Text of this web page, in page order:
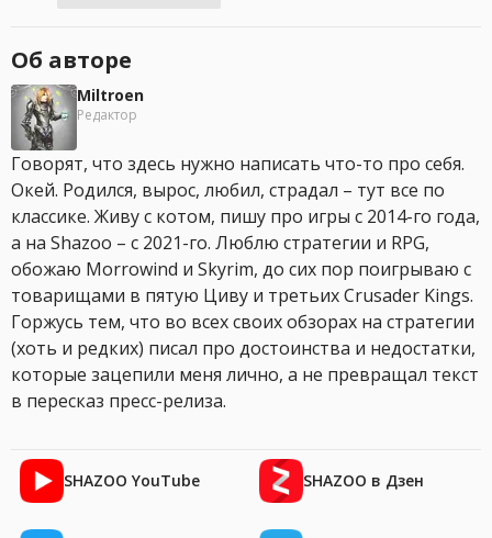
Об авторе
Miltroen
Редактор
Говорят, что здесь нужно написать что-то про себя.
Окей. Родился, вырос, любил, страдал – тут все по
классике. Живу с котом, пишу про игры с 2014-го года,
а на Shazoo – с 2021-го. Люблю стратегии и RPG,
обожаю Morrowind и Skyrim, до сих пор поигрываю с
товарищами в пятую Циву и третьих Crusader Kings.
Горжусь тем, что во всех своих обзорах на стратегии
(хоть и редких) писал про достоинства и недостатки,
которые зацепили меня лично, а не превращал текст
в пересказ пресс-релиза.
SHAZOO YouTube SHAZOO в Дзен